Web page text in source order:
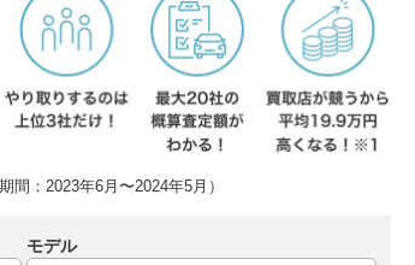
：2023年6月〜2024年5月）
モデル